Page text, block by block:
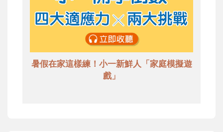
暑假在家這樣練！小一新鮮人「家庭模擬遊
戲」